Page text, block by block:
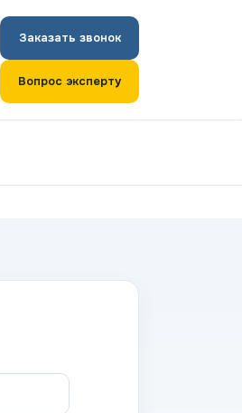
Заказать звонок
Вопрос эксперту